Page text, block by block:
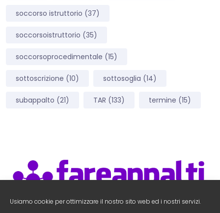
Usiamo cookie per ottimizzare il nostro sito web ed i nostri servizi.
soccorso istruttorio (37)
soccorsoistruttorio (35)
soccorsoprocedimentale (15)
sottoscrizione (10) sottosoglia (14)
subappalto (21) TAR (133) termine (15)